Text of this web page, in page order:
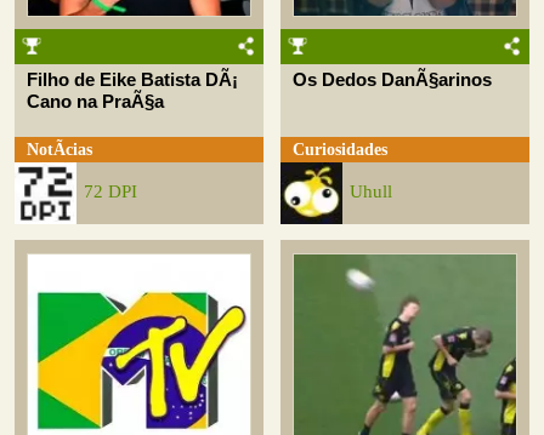
Filho de Eike Batista DÃ¡
Cano na PraÃ§a
NotÃ­cias
72 DPI
Os Dedos DanÃ§arinos
Curiosidades
Uhull